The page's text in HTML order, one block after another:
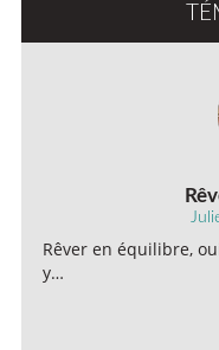
Rêver en équilibre,
y…